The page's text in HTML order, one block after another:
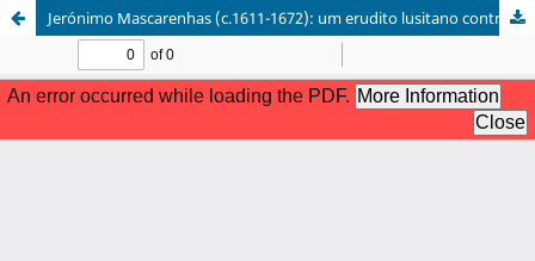
Jerónimo Mascarenhas (c.1611-1672): um erudito lusitano contra o Portugal Rebelde